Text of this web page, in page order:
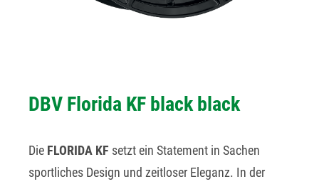
DBV Florida KF black black
Die FLORIDA KF setzt ein Statement in Sachen
sportliches Design und zeitloser Eleganz. In der